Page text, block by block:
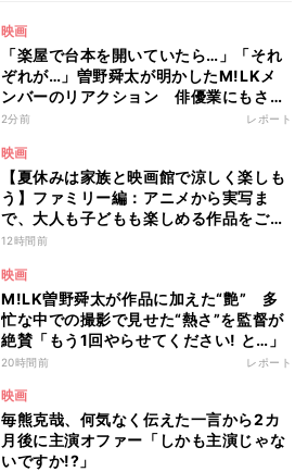
映画
「楽屋で台本を開いていたら…」「それ
ぞれが…」曽野舜太が明かしたM!LKメ
ンバーのリアクション 俳優業にもさら
なる意欲
2分前 レポート
映画
【夏休みは家族と映画館で涼しく楽しも
う】ファミリー編：アニメから実写ま
で、大人も子どもも楽しめる作品をご紹
介 - 編集部が注目する最新映画5選
12時間前
映画
M!LK曽野舜太が作品に加えた“艶” 多
忙な中での撮影で見せた“熱さ”を監督が
絶賛「もう1回やらせてください! と…」
20時間前 レポート
映画
毎熊克哉、何気なく伝えた一言から2カ
月後に主演オファー「しかも主演じゃな
いですか!?」